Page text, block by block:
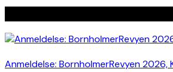
Anmeldelse: BornholmerRevyen